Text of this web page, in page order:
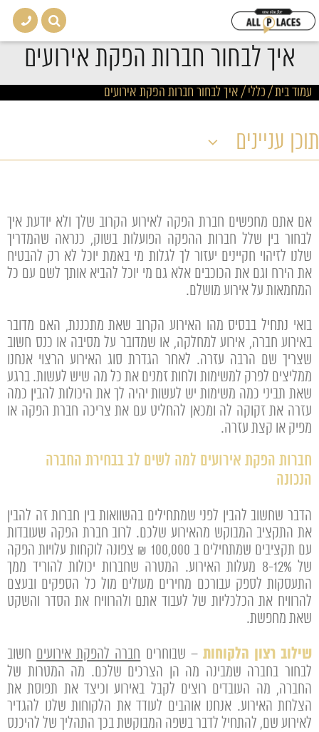
איך לבחור חברות הפקת אירועים
עמוד בית/כללי/איך לבחור חברות הפקת אירועים
תוכן עניינים
אם אתם מחפשים חברת הפקה לאירוע הקרוב שלך ולא יודעת איך
לבחור בין שלל חברות ההפקה הפועלות בשוק, כנראה שהמדריך
שלנו לזיהוי חקיינים יעזור לך לגלות מי באמת יוכל לא רק להבטיח
את הירח וגם את הכוכבים אלא גם מי יוכל להביא אותך לשם עם כל
המחמאות על אירוע מושלם.
בואי נתחיל בבסיס מהו האירוע הקרוב שאת מתכננת, האם מדובר
באירוע חברה, אירוע למחלקה, או שמדובר על מסיבה או כנס חשוב
שצריך שם הרבה עזרה. לאחר הגדרת סוג האירוע הרצוי אנחנו
ממליצים לפרק למשימות ולחות זמנים את כל מה שיש לעשות. ברגע
שאת תביני כמה משימות יש לעשות יהיה לך את היכולות להבין כמה
עזרה את זקוקה לה ומכאן להחליט עם את צריכה חברת הפקה או
מפיק או קצת עזרה.
חברות הפקת אירועים למה לשים לב בבחירת החברה
הנכונה
הדבר שחשוב להבין לפני שמתחילים בהשוואות בין חברות זה להבין
את התקציב המבוקש מהאירוע שלכם. לרוב חברת הפקה שעובדות
עם תקציבים שמתחילים ב 100,000 ₪ צפונה לוקחות עלויות הפקה
של 8-12% מעלות האירוע. המטרה שחברות יכולות להוריד ממך
התעסקות לספק עבורכם מחירים מעולים מול כל הספקים ובעצם
להרוויח את הכלכליות של לעבוד אתם ולהרוויח את הסדר והשקט
שאת מחפשת.
שילוב רצון הלקוחות – שבוחרים חברה להפקת אירועים חשוב
לבחור בחברה שמבינה מה הן הצרכים שלכם. מה המטרות של
החברה, מה העובדים רוצים לקבל באירוע וכיצד את תפוסת את
הצלחת האירוע. אנחנו אוהבים לעודד את הלקוחות שלנו להגדיר
לאירוע שם, להתחיל לדבר בשפה המבוקשת בכך התהליך של להיכנס